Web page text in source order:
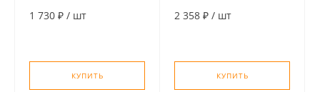
ручной
1 730 ₽ / шт
КУПИТЬ
автоматический
2 358 ₽ / шт
КУПИТЬ